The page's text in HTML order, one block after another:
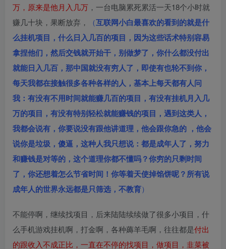
万，原来是他月入几万 ，一台电脑累死累活一天18个小时就
赚几十块，果断放弃，
（互联网小白最喜欢的看到的就是什
么挂机项目，什么日入几百的项目，因为这些话术特别容易
拿捏他们，然后交钱就开始干，别做梦了，你什么都没付出
就能日入几百，那中国就没有穷人了，即使有也轮不到你，
每天我都在接触很多各种各样的人，基本上每天都有人问
我：有没有不用时间就能赚几百的项目，有没有挂机月入几
万的项目，有没有特别轻松就能赚钱的项目，遇到这类人，
我都会说有，你要说没有跟他讲道理，他会跟你急的 ，他会
说你是垃圾，傻逼，这种人我只想说：都是成年人了，努力
和赚钱是对等的，这个道理你都不懂吗？你穷的只剩时间
了，你还想着怎么节省时间！你等着天使掉馅饼呢？所有说
成年人的世界永远都是只筛选，不教育）
不能停啊，继续找项目，后来陆陆续续做了很多小项目，什
么手机游戏挂机啊，打金啊，各种薅羊毛啊，往往都是付出
的跟收入不成正比，一直在不停的找项目，做项目，韭菜被